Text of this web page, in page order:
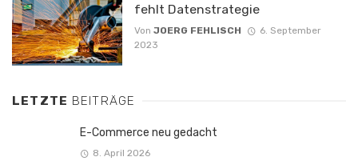
fehlt Datenstrategie
Von JOERG FEHLISCH
6. September
2023
LETZTE BEITRÄGE
E-Commerce neu gedacht
8. April 2026